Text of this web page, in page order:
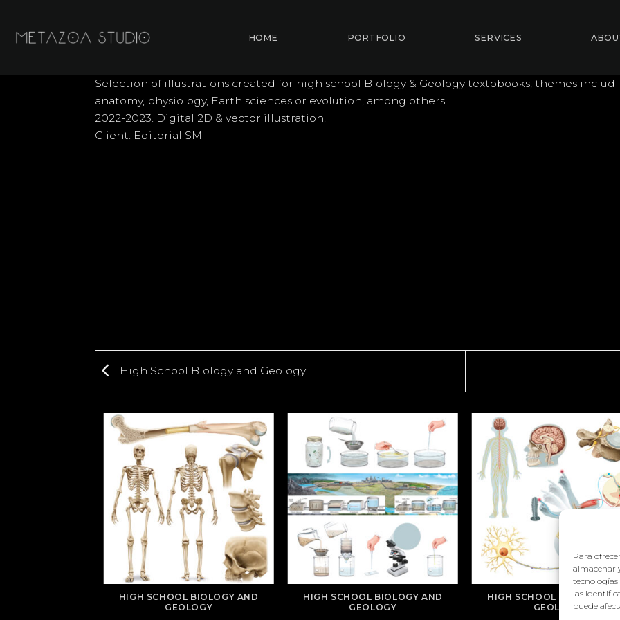
Para
almacenar
las
puede
content
HOME PORTFOLIO SERVICES
Selection of illustrations created for high school Biology & Geology textobooks, themes
anatomy, physiology, Earth sciences or evolution, among others.
2022-2023. Digital 2D & vector illustration.
Client: Editorial SM
High School Biology and Geology
HIGH SCHOOL BIOLOGY AND
GEOLOGY
HIGH SCHOOL BIOLOGY AND
GEOLOGY
HIGH SCHOOL BIOLOGY
GEOLOGY